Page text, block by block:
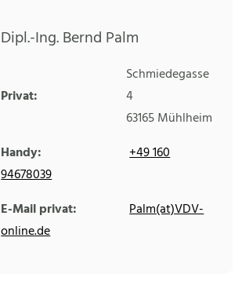
Dipl.-Ing. Bernd Palm
Privat:
Schmiedegasse
4
63165Mühlheim
Handy:
+49 160
94678039
E-Mail privat:
Palm(at)VDV-
online.de